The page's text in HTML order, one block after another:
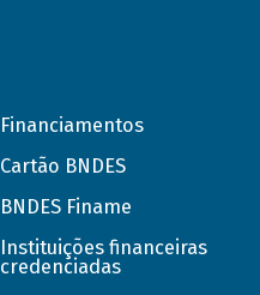
Financiamentos
Cartão BNDES
BNDES Finame
Instituições financeiras
credenciadas